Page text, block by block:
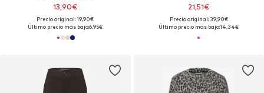
13,90€
Precio original: 19,90€
Último precio más bajo:6,95€
21,51€
Precio original: 39,90€
Último precio más bajo:14,34€